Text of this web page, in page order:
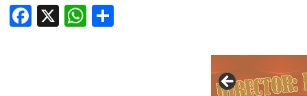
Facebook
X WhatsApp